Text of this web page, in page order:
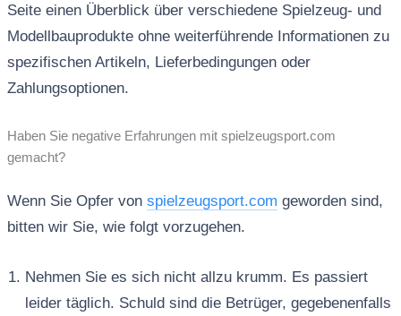
Seite einen Überblick über verschiedene Spielzeug- und
Modellbauprodukte ohne weiterführende Informationen zu
spezifischen Artikeln, Lieferbedingungen oder
Zahlungsoptionen.
Haben Sie negative Erfahrungen mit spielzeugsport.com
gemacht?
Wenn Sie Opfer von spielzeugsport.com geworden sind,
bitten wir Sie, wie folgt vorzugehen.
Nehmen Sie es sich nicht allzu krumm. Es passiert
leider täglich. Schuld sind die Betrüger, gegebenenfalls